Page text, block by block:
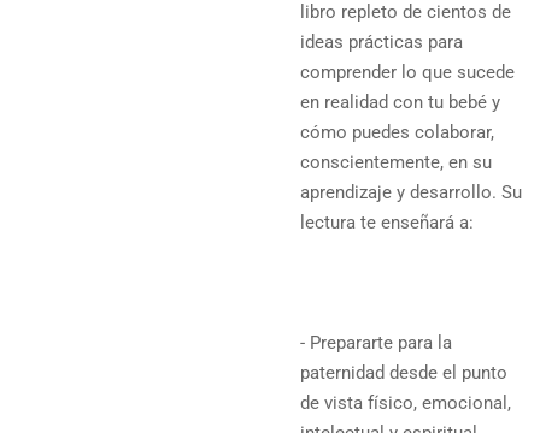
libro repleto de cientos de
ideas prácticas para
comprender lo que sucede
en realidad con tu bebé y
cómo puedes colaborar,
conscientemente, en su
aprendizaje y desarrollo. Su
lectura te enseñará a:
- Prepararte para la
paternidad desde el punto
de vista físico, emocional,